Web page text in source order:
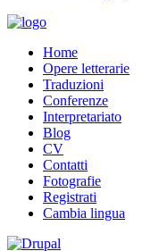
Home
Opere letterarie
Traduzioni
Conferenze
Interpretariato
Blog
CV
Contatti
Fotografie
Registrati
Cambia lingua